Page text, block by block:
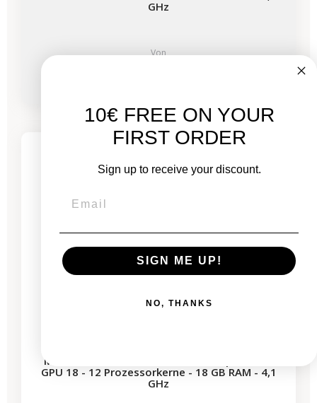
GHz
Von
SALES -534,47 €
MacBook Pro 14" 2023 - M3 Pro Chip - APPLE
GPU 18 - 12 Prozessorkerne - 18 GB RAM - 4,1
GHz
10€ FREE ON YOUR
FIRST ORDER
Sign up to receive your discount.
SIGN ME UP!
NO, THANKS